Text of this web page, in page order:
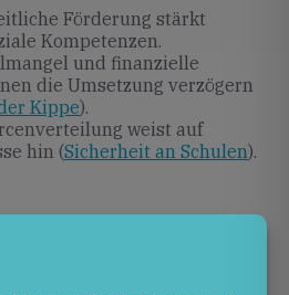
Förderung stärkt
Kompetenzen.
und finanzielle
die Umsetzung verzögern
Kippe).
weist auf
hin (Sicherheit an Schulen).
bis zur Klassenstufe 5